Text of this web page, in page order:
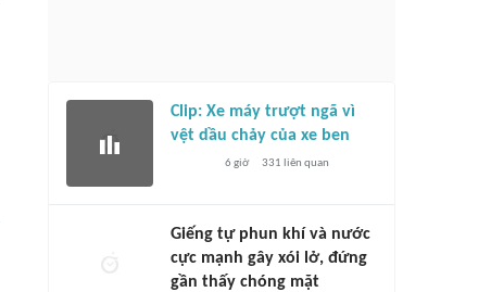
Clip: Xe máy trượt ngã vì
vệt dầu chảy của xe ben
6 giờ 331 liên quan
Giếng tự phun khí và nước
cực mạnh gây xói lở, đứng
gần thấy chóng mặt